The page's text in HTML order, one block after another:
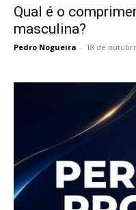
Qual é o
masculina?
Pedro Nogueira - 18 de